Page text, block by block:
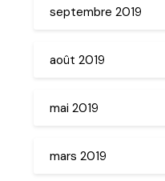
septembre 2019
août 2019
mai 2019
mars 2019